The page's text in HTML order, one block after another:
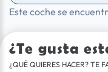
Este coche se
¿Te gusta
¿QUÉ QUIERES HACER? TE